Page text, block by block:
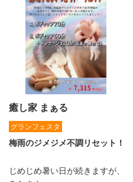
癒し家 まぁる
グランフェスタ
梅雨のジメジメ不調リセット！
じめじめ暑い日が続きますが、